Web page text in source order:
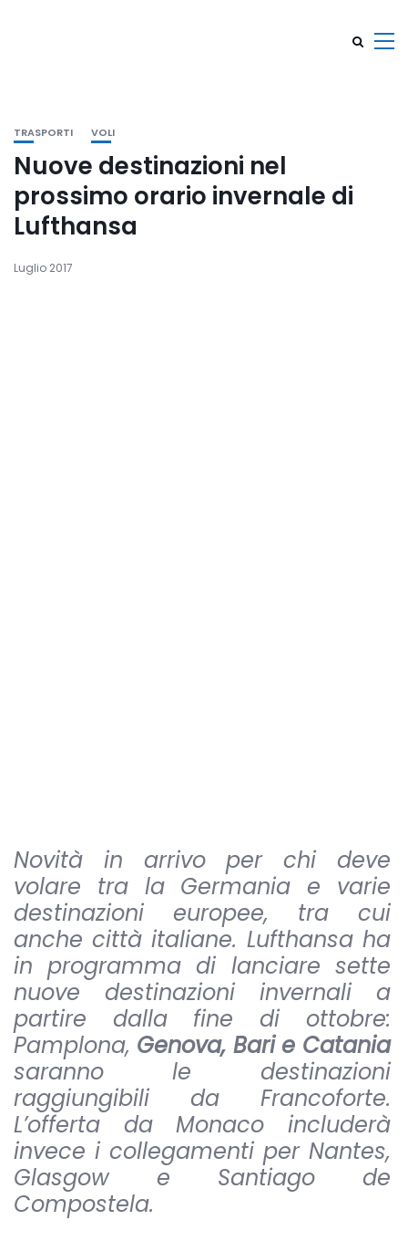
TRASPORTI VOLI
Nuove destinazioni nel
prossimo orario invernale di
Lufthansa
Luglio 2017
Novità in arrivo per chi deve
volare tra la Germania e varie
destinazioni europee, tra cui
anche città italiane. Lufthansa ha
in programma di lanciare sette
nuove destinazioni invernali a
partire dalla fine di ottobre:
Pamplona, Genova, Bari e Catania
saranno le destinazioni
raggiungibili da Francoforte.
L’offerta da Monaco includerà
invece i collegamenti per Nantes,
Glasgow e Santiago de
Compostela.